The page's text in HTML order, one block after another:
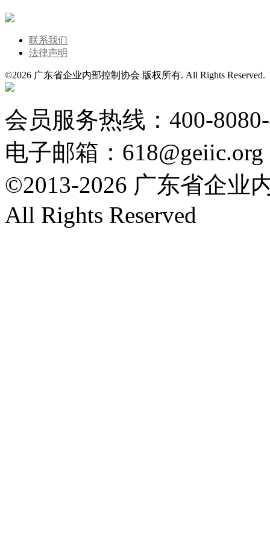
联系我们
法律声明
©2026 广东省企业内部控制协会 版权所有. All Rights
会员服务热线：400-
电子邮箱：618@geiic.org
©2013-2026 广东省企业
All Rights Reserved